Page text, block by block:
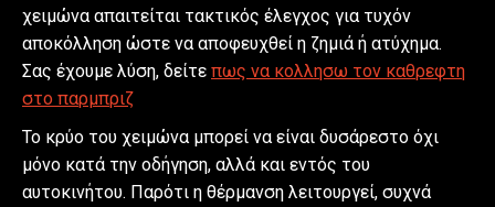
χειμώνα απαιτείται τακτικός έλεγχος για τυχόν
αποκόλληση ώστε να αποφευχθεί η ζημιά ή ατύχημα.
Σας έχουμε λύση, δείτε πως να κολλησω τον καθρεφτη
στο παρμπριζ
Το κρύο του χειμώνα μπορεί να είναι δυσάρεστο όχι
μόνο κατά την οδήγηση, αλλά και εντός του
αυτοκινήτου. Παρότι η θέρμανση λειτουργεί, συχνά